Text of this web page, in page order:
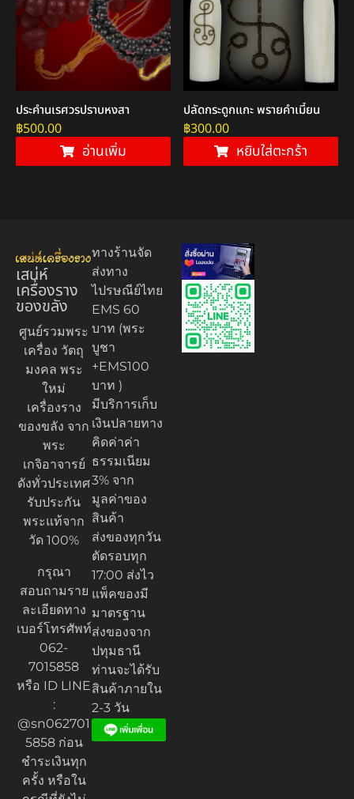
ประคำนเรศวรปราบหงสา
฿500.00
อ่านเพิ่ม
ปลัดกระดูกแกะ พรายคำเมี้ยน
฿300.00
หยิบใส่ตะกร้า
เสน่ห์
เครื่องราง
ของขลัง
ศูนย์รวมพระ
เครื่อง วัตถุ
มงคล พระ
ใหม่
เครื่องราง
ของขลัง จาก
พระ
เกจิอาจารย์
ดังทั่วประเทศ
รับประกัน
พระแท้จาก
วัด 100%
กรุณา
สอบถามราย
ละเอียดทาง
เบอร์โทรศัพท์
062-
7015858
หรือ ID LINE
:
@sn062701
5858 ก่อน
ชำระเงินทุก
ครั้ง หรือใน
ทางร้านจัด
ส่งทาง
ไปรษณีย์ไทย
EMS 60
บาท (พระ
บูชา
+EMS100
บาท )
มีบริการเก็บ
เงินปลายทาง
คิดค่าค่า
ธรรมเนียม
3% จาก
มูลค่าของ
สินค้า
ส่งของทุกวัน
ตัดรอบทุก
17:00 ส่งไว
แพ็คของมี
มาตรฐาน
ส่งของจาก
ปทุมธานี
ท่านจะได้รับ
สินค้าภายใน
2-3 วัน